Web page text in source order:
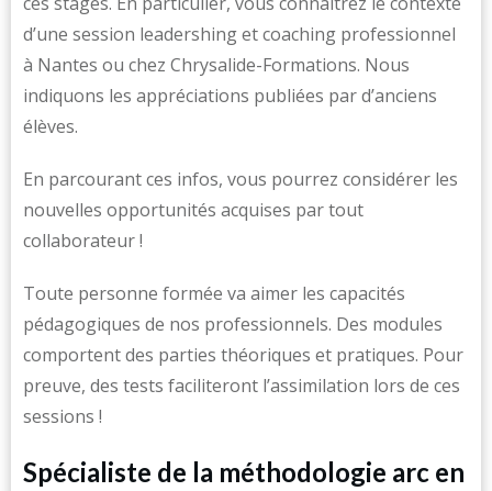
d’une session leadershing et coaching professionnel
à Nantes ou chez Chrysalide-Formations. Nous
indiquons les appréciations publiées par d’anciens
élèves.
En parcourant ces infos, vous pourrez considérer les
nouvelles opportunités acquises par tout
collaborateur !
Toute personne formée va aimer les capacités
pédagogiques de nos professionnels. Des modules
comportent des parties théoriques et pratiques. Pour
preuve, des tests faciliteront l’assimilation lors de ces
sessions !
Spécialiste de la méthodologie arc en